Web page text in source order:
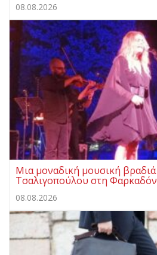
08.08.2026
Μια μοναδική μουσική
Τσαλιγοπούλου στη
08.08.2026